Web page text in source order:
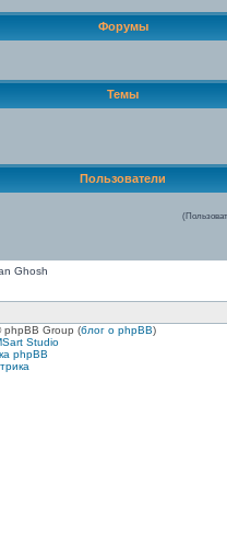
Форумы
Темы
Пользователи
Ghosh
phpBB Group (блог о phpBB)
Studio
phpBB